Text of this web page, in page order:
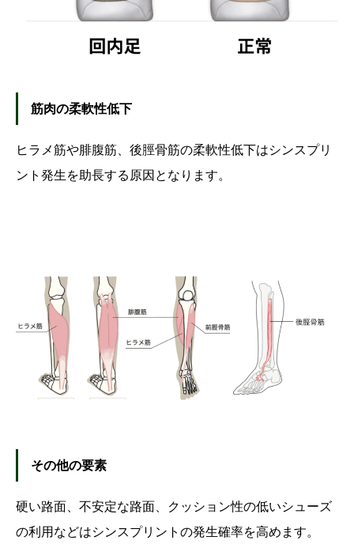
筋肉の柔軟性低下
ヒラメ筋や腓腹筋、後脛骨筋の柔軟性低下はシンスプリ
ント発生を助長する原因となります。
その他の要素
硬い路面、不安定な路面、クッション性の低いシューズ
の利用などはシンスプリントの発生確率を高めます。